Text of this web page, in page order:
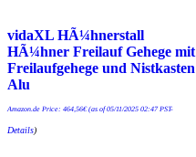
vidaXL HÃ¼hnerstall
HÃ¼hner Freilauf Gehege mit
Freilaufgehege und Nistkasten
Alu
Amazon.de Price: 464,56€(as of 05/11/2025 02:47 PST-
Details)